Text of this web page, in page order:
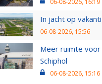
In jacht op
06-08-2026, 15:56
Meer ruimte
Schiphol
06-08-2026, 15:16